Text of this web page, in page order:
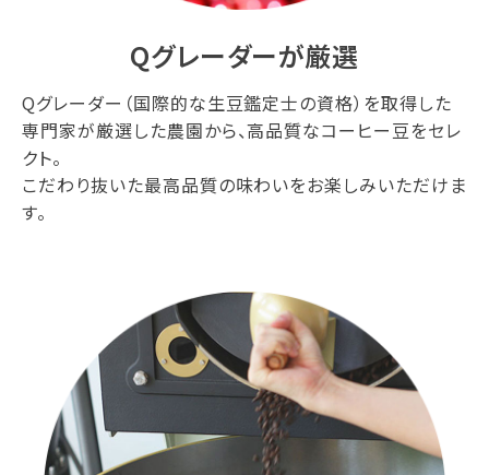
Qグレーダーが厳選
Qグレーダー（国際的な生豆鑑定士の資格）を取得した
専門家が厳選した農園から、高品質なコーヒー豆をセレ
クト。
こだわり抜いた最高品質の味わいをお楽しみいただけま
す。